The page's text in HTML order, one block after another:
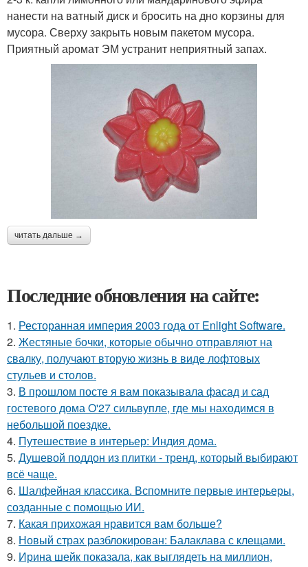
нанести на ватный диск и бросить на дно корзины для
мусора. Сверху закрыть новым пакетом мусора.
Приятный аромат ЭМ устранит неприятный запах.
читать дальше →
Последние обновления на сайте:
1. Ресторанная империя 2003 года от Enlight Software.
2. Жестяные бочки, которые обычно отправляют на
свалку, получают вторую жизнь в виде лофтовых
стульев и столов.
3. В прошлом посте я вам показывала фасад и сад
гостевого дома O'27 сильвупле, где мы находимся в
небольшой поездке.
4. Путешествие в интерьер: Индия дома.
5. Душевой поддон из плитки - тренд, который выбирают
всё чаще.
6. Шалфейная классика. Вспомните первые интерьеры,
созданные с помощью ИИ.
7. Какая прихожая нравится вам больше?
8. Новый страх разблокирован: Балаклава с клещами.
9. Ирина шейк показала, как выглядеть на миллион,